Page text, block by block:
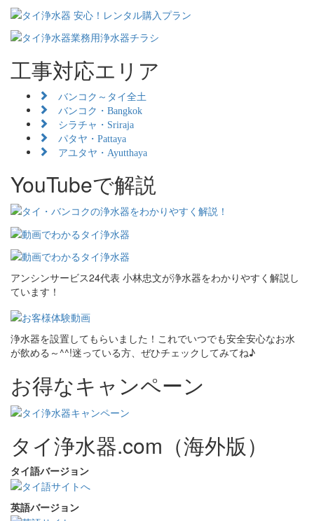
工事対応エリア
バンコク～タイ全土
バンコク・Bangkok
シラチャ・Sriraja
パタヤ・Pattaya
アユタヤ・Ayutthaya
YouTubeで解説
アンシンサービス24代表 小林忠文が浄水器をわかりやすく解説し
ています！
浄水器を設置してもらいました！これでいつでも安全安心なお水
が飲める～^^!迷っている方、ぜひチェックしてみてね♪
お得なキャンペーン
タイ浄水器.com（海外版）
タイ語バージョン
英語バージョン